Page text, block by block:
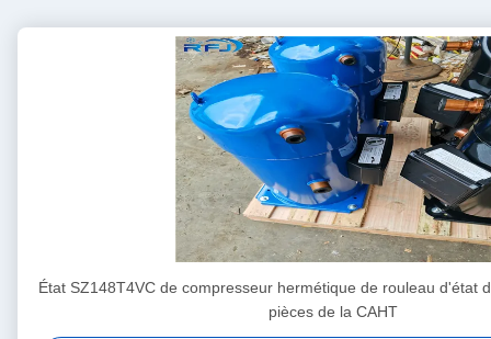
État SZ148T4VC de compresseur hermétique de rouleau d'état
pièces de la CAHT